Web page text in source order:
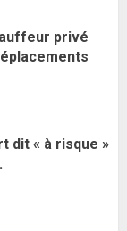
privé
dit « à risque »